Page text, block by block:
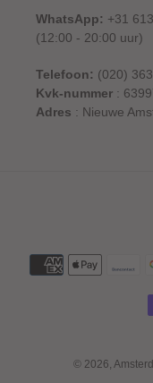
WhatsApp: +31
(12:00 - 20:00 uur)
Telefoon: (020)
Kvk-nummer :
Adres : Nieuwe
© 2026,